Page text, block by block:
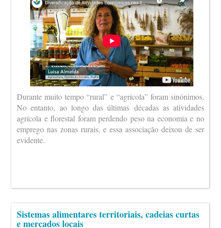
Durante muito tempo “rural” e “agrícola” foram sinónimos.
No entanto, ao longo das últimas décadas as atividades
agrícola e florestal foram perdendo peso na economia e no
emprego nas zonas rurais, e essa associação deixou de ser
evidente.
Sistemas alimentares territoriais, cadeias curtas
e mercados locais